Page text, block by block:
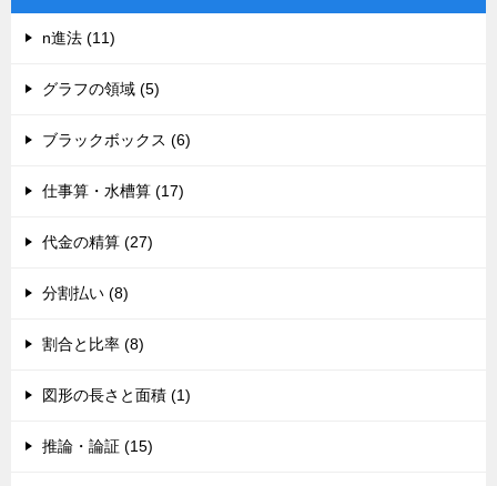
n進法 (11)
グラフの領域 (5)
ブラックボックス (6)
仕事算・水槽算 (17)
代金の精算 (27)
分割払い (8)
割合と比率 (8)
図形の長さと面積 (1)
推論・論証 (15)